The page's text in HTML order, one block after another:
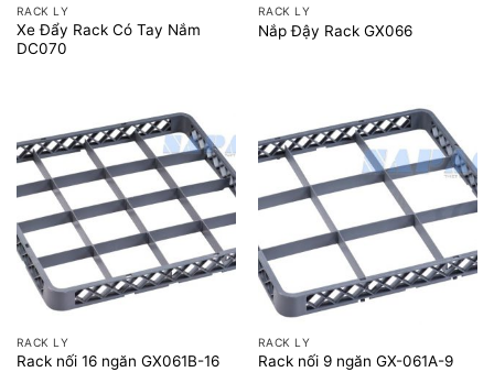
RACK LY
Xe Đẩy Rack Có Tay Nắm
DC070
RACK LY
Nắp Đậy Rack GX066
RACK LY
Rack nối 16 ngăn GX061B-16
RACK LY
Rack nối 9 ngăn GX-061A-9